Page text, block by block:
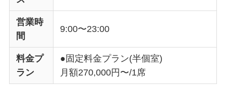
営業時
間
9:00〜23:00
料金プ
ラン
●固定料金プラン(半個室)
月額270,000円〜/1席